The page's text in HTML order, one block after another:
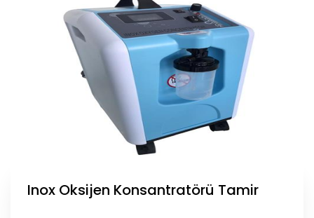
Inox Oksijen Konsantratörü Tamir